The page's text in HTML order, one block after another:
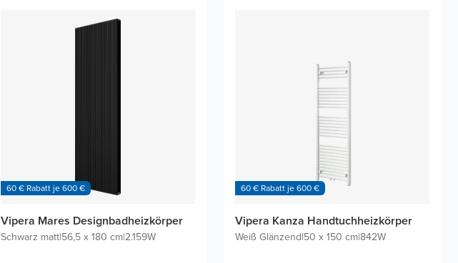
60 € Rabatt je 600 €
Vipera Mares Designbadheizkörper
Schwarz matt|56,5 x 180 cm|2.159W
60 € Rabatt je 600 €
Vipera Kanza Handtuchheizkörper
Weiß Glänzend|50 x 150 cm|842W